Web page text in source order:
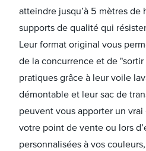
atteindre jusqu’à 5 mètres de
supports de qualité qui
Leur format original vous
de la concurrence et de
pratiques grâce à leur voile
démontable et leur sac de
peuvent vous apporter un
votre point de vente ou lors
personnalisées à vos